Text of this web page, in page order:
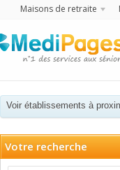
Maisons de retraite
Voir établissements à
Votre recherche